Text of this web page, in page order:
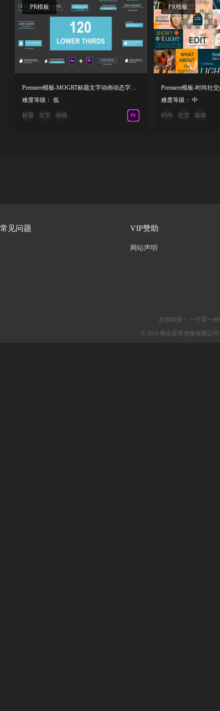
PR模板
Premiere模板-MOGRT标题文字动画动态字幕条模板
难度等级： 低
标题 文字 动画
PR模板
难度等级： 中
时尚 社交 媒体
常见问题 VIP赞助
网站声明
友情链接：
一千零一
© 2016 南京星萃传媒有限公司